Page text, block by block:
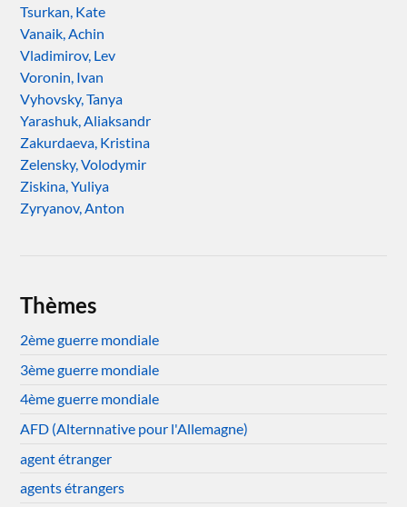
Tsurkan, Kate
Vanaik, Achin
Vladimirov, Lev
Voronin, Ivan
Vyhovsky, Tanya
Yarashuk, Aliaksandr
Zakurdaeva, Kristina
Zelensky, Volodymir
Ziskina, Yuliya
Zyryanov, Anton
Thèmes
2ème guerre mondiale
3ème guerre mondiale
4ème guerre mondiale
AFD (Alternnative pour l'Allemagne)
agent étranger
agents étrangers